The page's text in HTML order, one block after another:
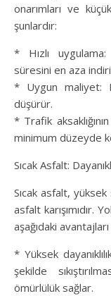
onarımları ve
şunlardır:
* Hızlı
süresini en aza
* Uygun maliyet:
düşürür.
* Trafik
minimum düzeyde
Sıcak Asfalt:
Sıcak asfalt, yüksek
asfalt karışımıdır.
aşağıdaki
* Yüksek
şekilde
ömürlülük sağlar.